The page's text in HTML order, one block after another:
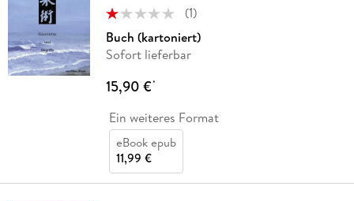
(1)
Buch (kartoniert)
Sofort lieferbar
15,90 €*
Ein weiteres Format
eBook epub
11,99 €